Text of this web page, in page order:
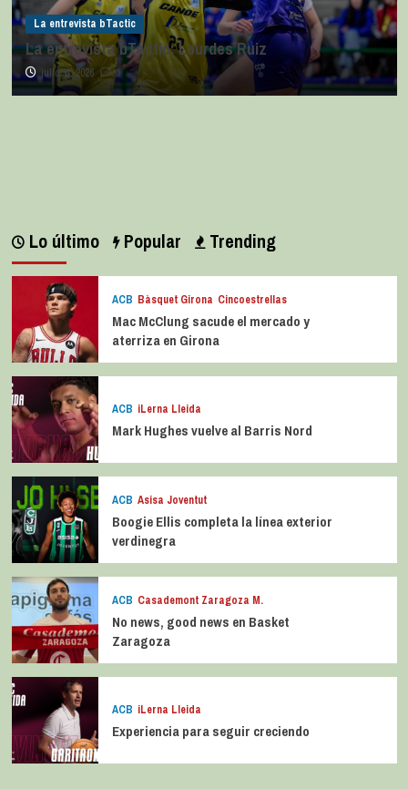
La entrevista bTactic
La entrevista bTactic: Lourdes Ruiz
julio 11, 2026 0
Lo último Popular Trending
ACB Bàsquet Girona Cincoestrellas
Mac McClung sacude el mercado y
aterriza en Girona
ACB iLerna Lleida
Mark Hughes vuelve al Barris Nord
ACB Asisa Joventut
Boogie Ellis completa la línea exterior
verdinegra
ACB Casademont Zaragoza M.
No news, good news en Basket
Zaragoza
ACB iLerna Lleida
Experiencia para seguir creciendo